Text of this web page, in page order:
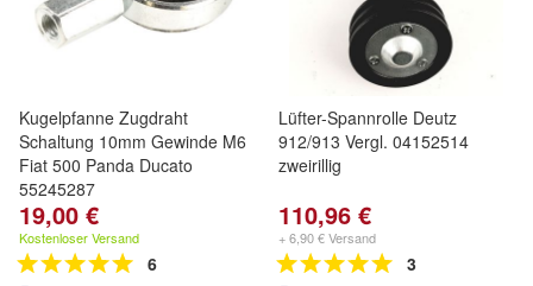
Kugelpfanne Zugdraht
Schaltung 10mm Gewinde M6
Fiat 500 Panda Ducato
55245287
19,00 €
Kostenloser Versand
6
Lüfter-Spannrolle Deutz
912/913 Vergl. 04152514
zweirillig
110,96 €
+ 6,90 € Versand
3